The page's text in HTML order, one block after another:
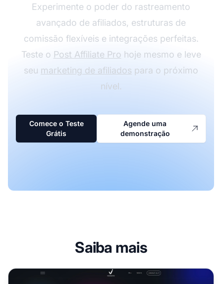
Experimente o poder do rastreamento
avançado de afiliados, estruturas de
comissão flexíveis e integrações perfeitas.
Teste o Post Affiliate Pro hoje mesmo e leve
seu marketing de afiliados para o próximo
nível.
Comece o Teste
Grátis
Agende uma
demonstração
Saiba mais
Programa de Afiliados Vidverto